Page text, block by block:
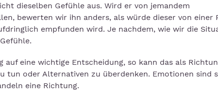
dieselben Gefühle aus. Wird er von jemandem
bewerten wir ihn anders, als würde dieser von einer
empfunden wird. Je nachdem, wie wir die
auf eine wichtige Entscheidung, so kann das als
tun oder Alternativen zu überdenken. Emotionen sind
eine Richtung.